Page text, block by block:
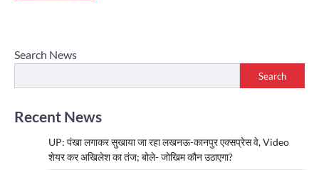
Search News
Search
Recent News
UP: पंखा लगाकर सुखाया जा रहा लखनऊ-कानपुर एक्सप्रेस वे, Video
शेयर कर अखिलेश का तंज; बोले- जोखिम कौन उठाएगा?